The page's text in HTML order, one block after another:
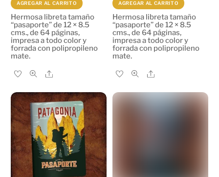
AGREGAR AL CARRITO
Hermosa libreta tamaño
“pasaporte” de 12 × 8.5
cms., de 64 páginas,
impresa a todo color y
forrada con polipropileno
mate.
Share
AGREGAR AL CARRITO
Hermosa libreta tamaño
“pasaporte” de 12 × 8.5
cms., de 64 páginas,
impresa a todo color y
forrada con polipropileno
mate.
Share